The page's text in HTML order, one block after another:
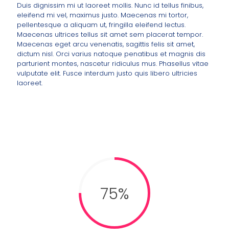
Duis dignissim mi ut laoreet mollis. Nunc id tellus finibus,
eleifend mi vel, maximus justo. Maecenas mi tortor,
pellentesque a aliquam ut, fringilla eleifend lectus.
Maecenas ultrices tellus sit amet sem placerat tempor.
Maecenas eget arcu venenatis, sagittis felis sit amet,
dictum nisl. Orci varius natoque penatibus et magnis dis
parturient montes, nascetur ridiculus mus. Phasellus vitae
vulputate elit. Fusce interdum justo quis libero ultricies
laoreet.
75%